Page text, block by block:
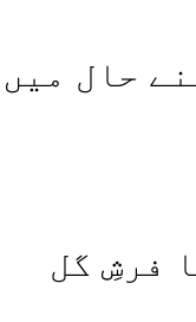
حال میں
فرشِ گل